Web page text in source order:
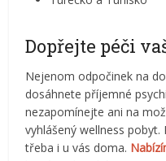
Dopřejte péči
Nejenom odpočinek na
dosáhnete příjemné
nezapomínejte ani na
vyhlášený wellness
třeba i u vás doma.